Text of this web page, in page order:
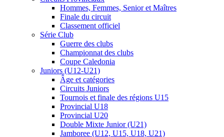
Hommes, Femmes, Senior et Maîtres
Finale du circuit
Classement officiel
Série Club
Guerre des clubs
Championnat des clubs
Coupe Caledonia
Juniors (U12-U21)
Âge et catégories
Circuits Juniors
Tournois et finale des régions U15
Provincial U18
Provincial U20
Double Mixte Junior (U21)
Jamboree (U12, U15, U18, U21)